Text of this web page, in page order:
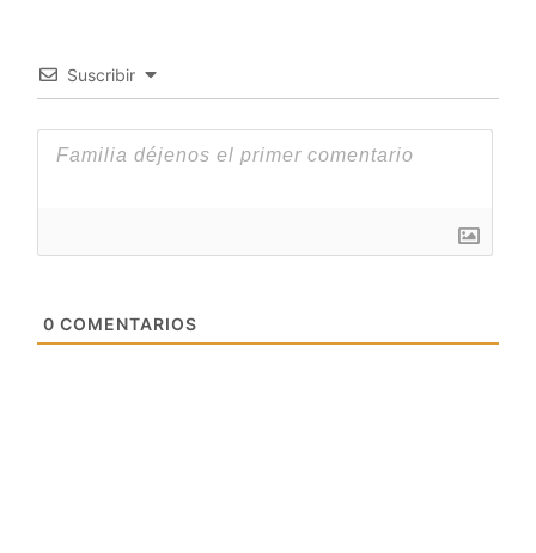
Suscribir
0 COMENTARIOS